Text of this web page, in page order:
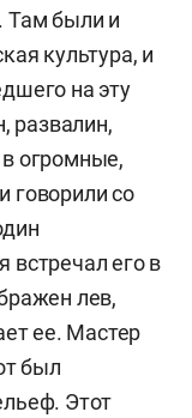
Там были и
культура, и
на эту
развалин,
огромные,
со
встречал его в
лев,
ее. Мастер
был
Этот